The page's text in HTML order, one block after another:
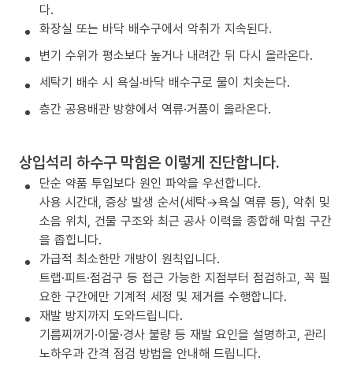
다.
화장실 또는 바닥 배수구에서 악취가 지속된다.
변기 수위가 평소보다 높거나 내려간 뒤 다시 올라온다.
세탁기 배수 시 욕실·바닥 배수구로 물이 치솟는다.
층간 공용배관 방향에서 역류·거품이 올라온다.
상입석리 하수구 막힘은 이렇게 진단합니다.
단순 약품 투입보다 원인 파악을 우선합니다.
사용 시간대, 증상 발생 순서(세탁→욕실 역류 등), 악취 및
소음 위치, 건물 구조와 최근 공사 이력을 종합해 막힘 구간
을 좁힙니다.
가급적 최소한만 개방이 원칙입니다.
트랩·피트·점검구 등 접근 가능한 지점부터 점검하고, 꼭 필
요한 구간에만 기계적 세정 및 제거를 수행합니다.
재발 방지까지 도와드립니다.
기름찌꺼기·이물·경사 불량 등 재발 요인을 설명하고, 관리
노하우과 간격 점검 방법을 안내해 드립니다.